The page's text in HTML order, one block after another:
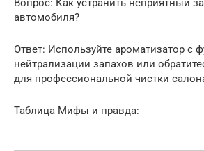
Вопрос: Как устранить неприятный
автомобиля?
Ответ: Используйте ароматизатор с
нейтрализации запахов или
для профессиональной чистки
Таблица Мифы и правда: